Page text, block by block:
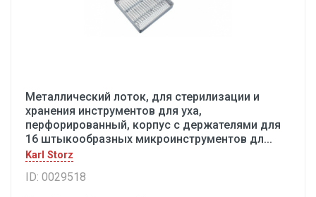
Металлический лоток, для стерилизации и
хранения инструментов для уха,
перфорированный, корпус с держателями для
16 штыкообразных микроинструментов дл...
Karl Storz
ID: 0029518